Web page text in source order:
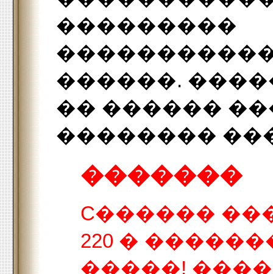
���������
������.
�� ������
��������
�������
C������
220 �
�����!